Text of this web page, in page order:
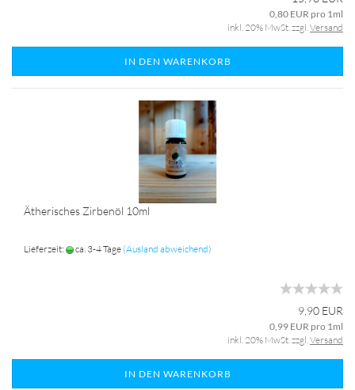
0,80 EUR pro 1ml
inkl. 20% MwSt. zzgl.Versand
IN DEN WARENKORB
Ätherisches Zirbenöl 10ml
Lieferzeit: ca. 3-4 Tage (Ausland abweichend)
9,90 EUR
0,99 EUR pro 1ml
inkl. 20% MwSt. zzgl.Versand
IN DEN WARENKORB